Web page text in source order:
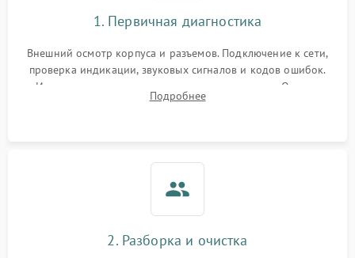
1. Первичная диагностика
Внешний осмотр корпуса и разъемов. Подключение к сети,
проверка индикации, звуковых сигналов и кодов ошибок.
Измерение входного и выходного напряжения. Оценка
реакции ИБП на отключение основного питания без
Подробнее
2. Разборка и очистка